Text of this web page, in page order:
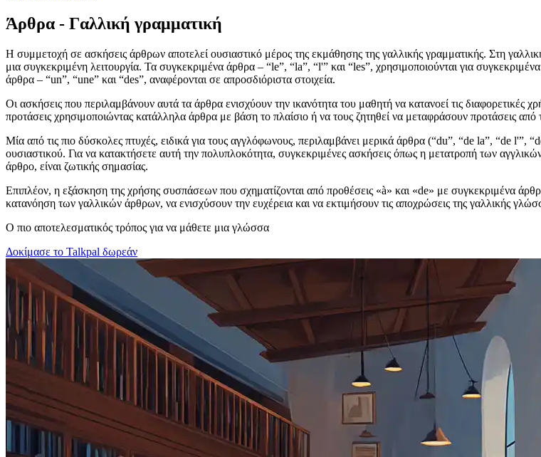
Άρθρα - Γαλλική γραμματική
Η συμμετοχή σε ασκήσεις άρθρων αποτελεί ουσιαστικό μέρος της εκμάθησης της γαλλικής γραμματικής. Στη
μια συγκεκριμένη λειτουργία. Τα συγκεκριμένα άρθρα – “le”, “la”, “l'” και “les”, χρησιμοποιούνται για
άρθρα – “un”, “une” και “des”, αναφέρονται σε απροσδιόριστα στοιχεία.
Οι ασκήσεις που περιλαμβάνουν αυτά τα άρθρα ενισχύουν την ικανότητα του μαθητή να κατανοεί τις
προτάσεις χρησιμοποιώντας κατάλληλα άρθρα με βάση το πλαίσιο ή να τους ζητηθεί να μεταφράσουν προτάσεις
Μία από τις πιο δύσκολες πτυχές, ειδικά για τους αγγλόφωνους, περιλαμβάνει μερικά άρθρα (“du”, “de la”, “de l'”,
ουσιαστικού. Για να κατακτήσετε αυτή την πολυπλοκότητα, συγκεκριμένες ασκήσεις όπως η μετατροπή των
άρθρο, είναι ζωτικής σημασίας.
Επιπλέον, η εξάσκηση της χρήσης συσπάσεων που σχηματίζονται από προθέσεις «à» και «de» με συγκεκριμένα
κατανόηση των γαλλικών άρθρων, να ενισχύσουν την ευχέρεια και να εκτιμήσουν τις αποχρώσεις της γαλλικής
Ο πιο αποτελεσματικός τρόπος για να μάθετε μια γλώσσα
Δοκίμασε το Talkpal δωρεάν